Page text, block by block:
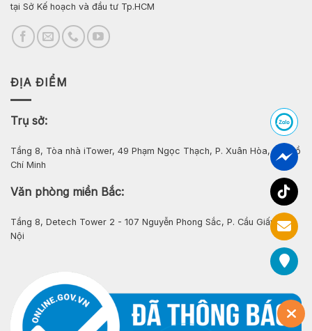
tại Sở Kế hoạch và đầu tư Tp.HCM
ĐỊA ĐIỂM
Trụ sở:
Tầng 8, Tòa nhà iTower, 49 Phạm Ngọc Thạch, P. Xuân Hòa, Tp. Hồ
Chí Minh
Văn phòng miền Bắc:
Tầng 8, Detech Tower 2 - 107 Nguyễn Phong Sắc, P. Cầu Giấy, Hà
Nội